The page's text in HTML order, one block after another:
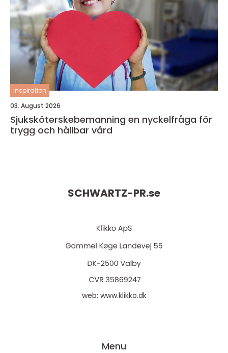
inspiration
03. August 2026
Sjuksköterskebemanning en nyckelfråga för
trygg och hållbar vård
SCHWARTZ-PR.se
web: www.klikko.dk
Menu